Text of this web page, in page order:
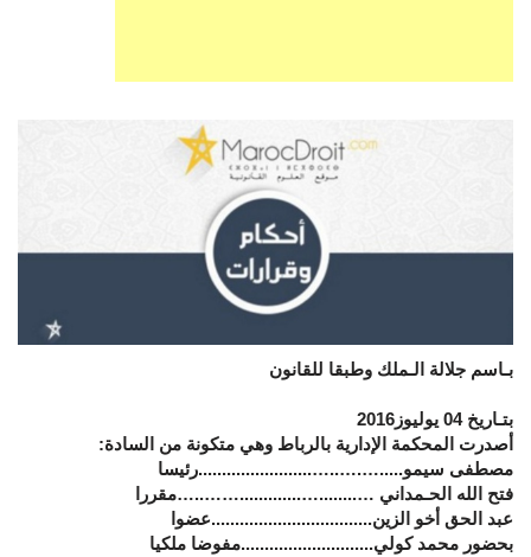
بـاسم جلالة الـملك وطبقا للقانون
بتـاريخ 04 يوليوز2016
أصدرت المحكمة الإدارية بالرباط وهي متكونة من السادة:
مصطفى سيمو.....….…..…........................رئيسا
فتح الله الحـمداني …........….............……..…مقررا
عبد الحق أخو الزين..................................عضوا
بحضور محمد كولي............................مفوضا ملكيا